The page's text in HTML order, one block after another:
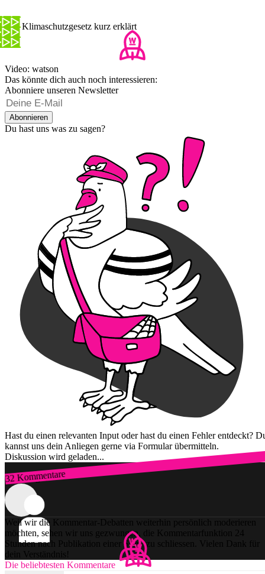
Das Klimaschutzgesetz kurz erklärt
Video: watson
Das könnte dich auch noch interessieren:
Abonniere unseren Newsletter
Abonnieren
Du hast uns was zu sagen?
Hast du einen relevanten Input oder hast du einen Fehler entdeckt?
kannst uns dein Anliegen gerne via Formular übermitteln.
Diskussion wird geladen...
32 Kommentare
Zum Login
Weil wir die Kommentar-Debatten weiterhin persönlich moderieren
möchten, sehen wir uns gezwungen, die Kommentarfunktion 24
Stunden nach Publikation einer Story zu schliessen. Vielen Dank für
dein Verständnis!
Die beliebtesten Kommentare